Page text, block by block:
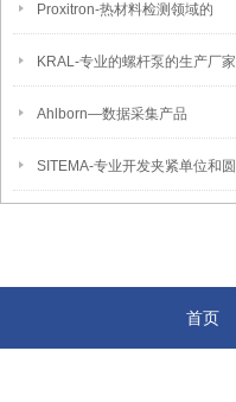
Proxitron-热材料检测领域的
KRAL-专业的螺杆泵的生产厂家
Ahlborn―数据采集产品
首页